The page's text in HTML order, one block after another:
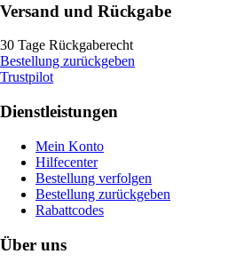
Versand und Rückgabe
30 Tage Rückgaberecht
Bestellung zurückgeben
Trustpilot
Dienstleistungen
Mein Konto
Hilfecenter
Bestellung verfolgen
Bestellung zurückgeben
Rabattcodes
Über uns